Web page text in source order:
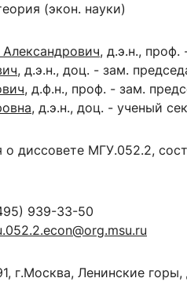
(экон. науки)
, д.э.н., проф.
, д.э.н., доц. - зам.
, д.ф.н., проф. - зам.
, д.э.н., доц. - ученый
диссовете МГУ.052.2,
939-33-50
г.Москва, Ленинские